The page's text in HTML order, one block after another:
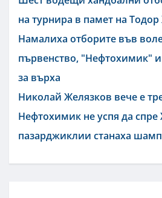
на турнира в памет на
Намалиха отборите във
първенство, "Нефтохимик"
за върха
Николай Желязков вече е
Нефтохимик не успя да спре
пазарджиклии станаха